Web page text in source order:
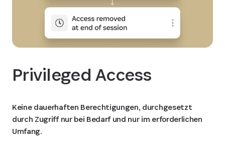
Privileged Access
Keine dauerhaften Berechtigungen, durchgesetzt
durch Zugriff nur bei Bedarf und nur im erforderlichen
Umfang.